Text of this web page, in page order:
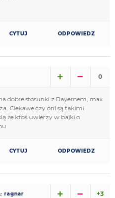
CYTUJ ODPOWIEDZ
0
dobre stosunki z Bayernem, max
Ciekawe czy oni są takimi
że ktoś uwierzy w bajki o
CYTUJ ODPOWIEDZ
ragnar +3